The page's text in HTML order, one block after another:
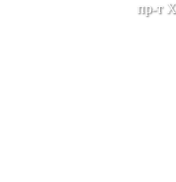
пр-т